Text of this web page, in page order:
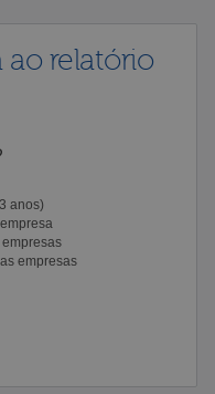
ao relatório
anos)
empresas